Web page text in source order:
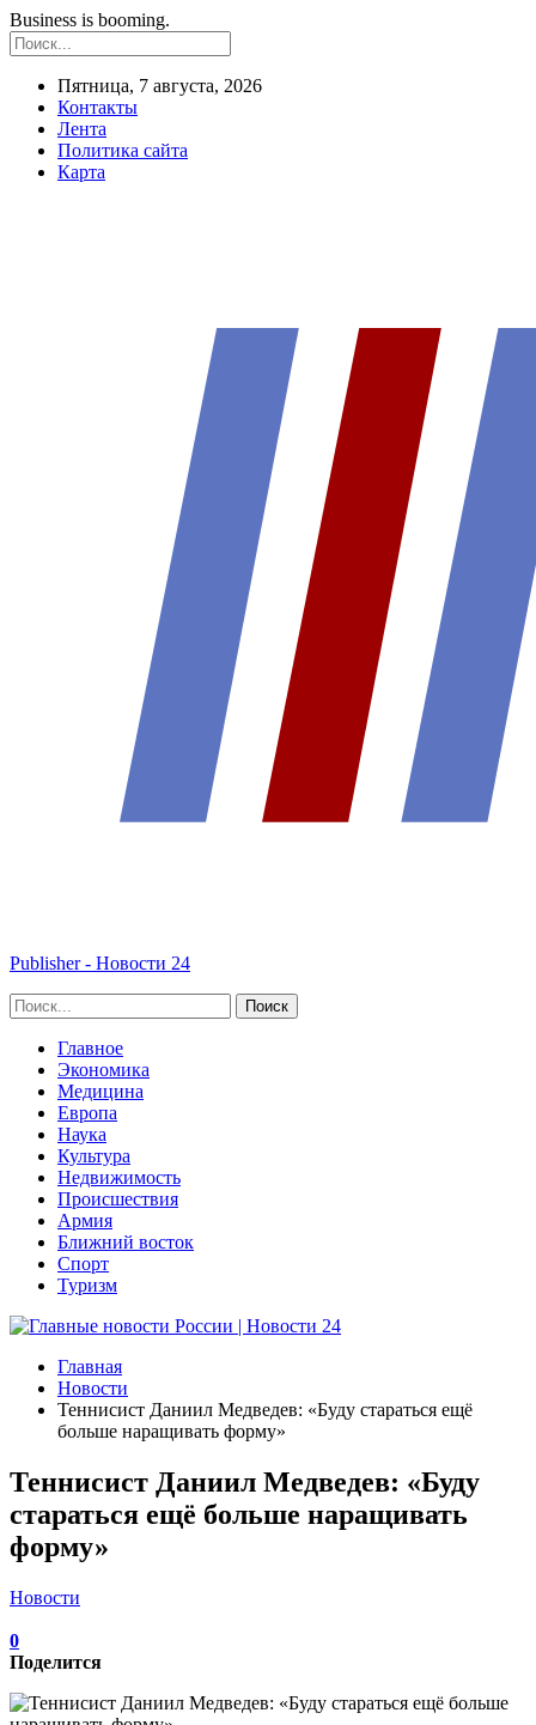
Business is booming.
Пятница, 7 августа, 2026
Контакты
Лента
Политика сайта
Карта
Publisher - Новости 24
Главное
Экономика
Медицина
Европа
Наука
Культура
Недвижимость
Происшествия
Армия
Ближний восток
Спорт
Туризм
Главная
Новости
Теннисист Даниил Медведев: «Буду стараться ещё
больше наращивать форму»
Теннисист Даниил Медведев: «Буду
стараться ещё больше наращивать
форму»
Новости
0
Поделится